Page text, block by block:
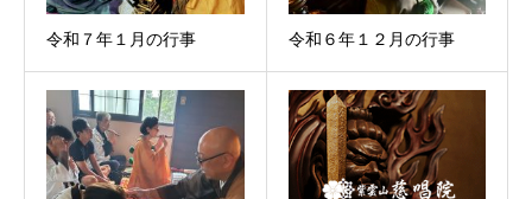
令和７年１月の行事 令和６年１２月の行事